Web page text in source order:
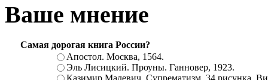
Ваше мнение
Самая дорогая книга России?
Апостол. Москва, 1564.
Эль Лисицкий. Проуны. Ганновер, 1923.